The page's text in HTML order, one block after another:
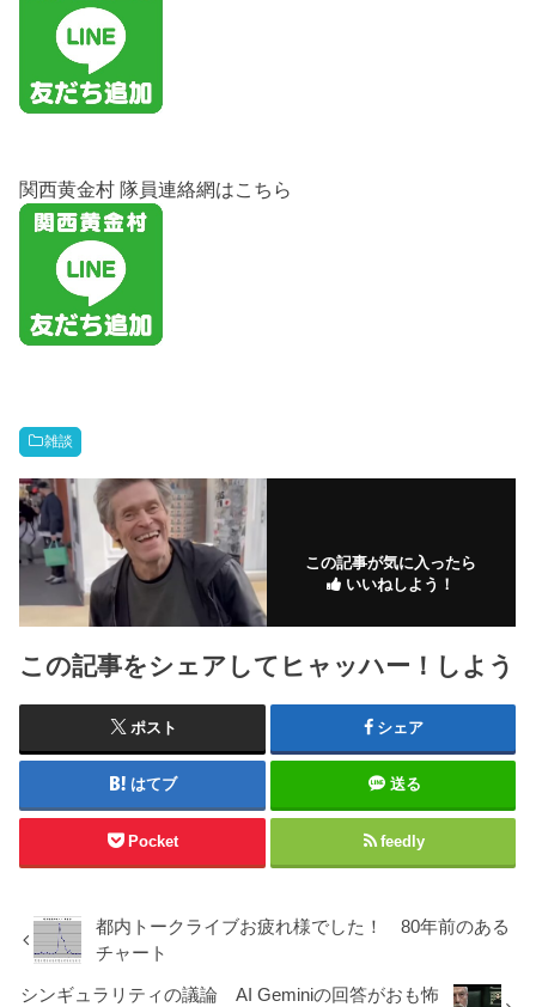
関西黄金村 隊員連絡網はこちら
雑談
この記事が気に入ったら
いいねしよう！
この記事をシェアしてヒャッハー！しよう
ポスト シェア
はてブ 送る
Pocket feedly
都内トークライブお疲れ様でした！ 80年前のある
チャート
シンギュラリティの議論 AI Geminiの回答がおも怖